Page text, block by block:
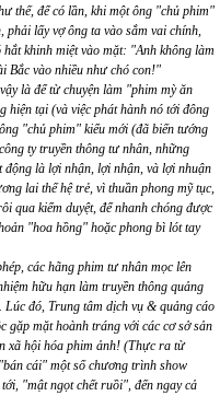
thế, để có lần, khi một ông "chủ phim"
lấy vợ ông ta vào sắm vai chính,
khinh miệt vào mặt: "Anh không làm
Bắc vào nhiều như chó con!"
là để từ chuyện làm "phim mỳ ăn
hiện tại (và việc phát hành nó tới đông
"chủ phim" kiểu mới (đã biến tướng
ty truyền thông tư nhân, những
động là lợi nhận, lợi nhận, và lợi nhuận
lai thế hệ trẻ, vì thuần phong mỹ tục,
qua kiểm duyệt, để nhanh chóng được
"hoa hồng" hoặc phong bì lót tay
các hãng phim tư nhân mọc lên
hữu hạn làm truyền thông quảng
Lúc đó, Trung tâm dịch vụ & quảng cáo
mặt hoành tráng với các cơ sở sản
xã hội hóa phim ảnh! (Thực ra từ
cái" một số chương trình show
"mật ngọt chết ruồi", đến ngay cả